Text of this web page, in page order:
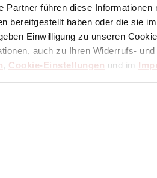
Partner führen diese
bereitgestellt haben oder die sie
Einwilligung zu unseren
auch zu Ihren Widerrufs-
, Cookie-Einstellungen und im